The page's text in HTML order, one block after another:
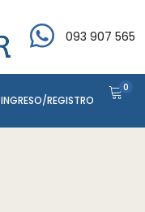
093 907 565
INGRESO/REGISTRO
0